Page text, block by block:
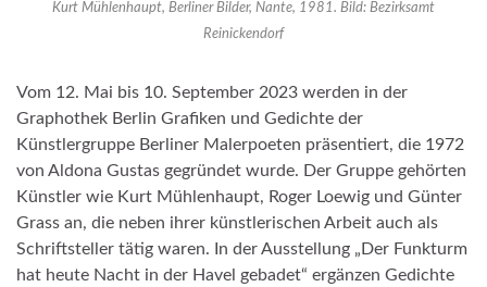
Kurt Mühlenhaupt, Berliner Bilder, Nante, 1981. Bild: Bezirksamt
Reinickendorf
Vom 12. Mai bis 10. September 2023 werden in der
Graphothek Berlin Grafiken und Gedichte der
Künstlergruppe Berliner Malerpoeten präsentiert, die 1972
von Aldona Gustas gegründet wurde. Der Gruppe gehörten
Künstler wie Kurt Mühlenhaupt, Roger Loewig und Günter
Grass an, die neben ihrer künstlerischen Arbeit auch als
Schriftsteller tätig waren. In der Ausstellung „Der Funkturm
hat heute Nacht in der Havel gebadet“ ergänzen Gedichte